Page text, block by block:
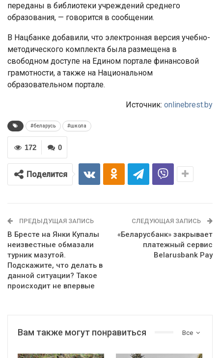
переданы в библиотеки учреждений среднего
образования, — говорится в сообщении.
В Нацбанке добавили, что электронная версия учебно-
методического комплекта была размещена в
свободном доступе на Едином портале финансовой
грамотности, а также на Национальном
образовательном портале.
Источник: onlinebrest.by
#беларусь #школа
0
172
Поделится
ПРЕДЫДУЩАЯ ЗАПИСЬ
В Бресте на Янки Купалы
неизвестные обмазали
турник мазутой.
Подскажите, что делать в
данной ситуации? Такое
происходит не впервые
СЛЕДУЮЩАЯ ЗАПИСЬ
«Беларусбанк» закрывает
платежный сервис
Belarusbank Pay
Все
Вам также могут понравиться